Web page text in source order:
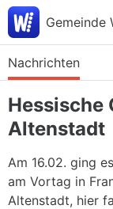
Gemeinde
Nachrichten
Hessische
Altenstadt
Am 16.02. ging
am Vortag in
Altenstadt, hier